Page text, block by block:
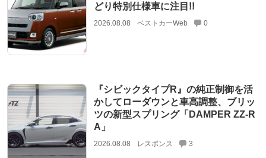
どり特別仕様車に注目!!
2026.08.08 ベストカーWeb 0
『シビックタイプR』の純正制御を活
かしてローダウンと車高調整、ブリッ
ツの新型スプリング「DAMPER ZZ-R
A」
2026.08.08 レスポンス 3